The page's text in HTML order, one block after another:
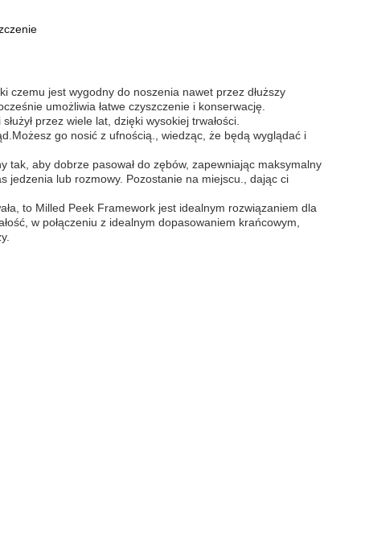
czemu jest wygodny do noszenia nawet przez dłuższy
umożliwia łatwe czyszczenie i konserwację.
przez wiele lat, dzięki wysokiej trwałości.
go nosić z ufnością., wiedząc, że będą wyglądać i
aby dobrze pasował do zębów, zapewniając maksymalny
jedzenia lub rozmowy. Pozostanie na miejscu., dając ci
to Milled Peek Framework jest idealnym rozwiązaniem dla
w połączeniu z idealnym dopasowaniem krańcowym,